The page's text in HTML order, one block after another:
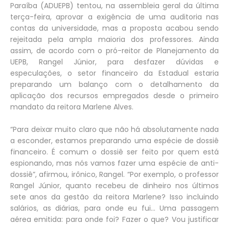
Paraíba (ADUEPB) tentou, na assembleia geral da última
terça-feira, aprovar a exigência de uma auditoria nas
contas da universidade, mas a proposta acabou sendo
rejeitada pela ampla maioria dos professores. Ainda
assim, de acordo com o pró-reitor de Planejamento da
UEPB, Rangel Júnior, para desfazer dúvidas e
especulações, o setor financeiro da Estadual estaria
preparando um balanço com o detalhamento da
aplicação dos recursos empregados desde o primeiro
mandato da reitora Marlene Alves.
“Para deixar muito claro que não há absolutamente nada
a esconder, estamos preparando uma espécie de dossiê
financeiro. É comum o dossiê ser feito por quem está
espionando, mas nós vamos fazer uma espécie de anti-
dossiê”, afirmou, irônico, Rangel. “Por exemplo, o professor
Rangel Júnior, quanto recebeu de dinheiro nos últimos
sete anos da gestão da reitora Marlene? Isso incluindo
salários, as diárias, para onde eu fui... Uma passagem
aérea emitida: para onde foi? Fazer o que? Vou justificar